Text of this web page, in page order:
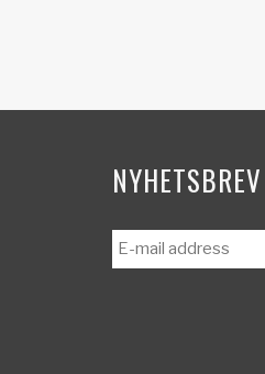
NYHETSBREV